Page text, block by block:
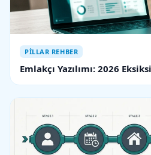
PILLAR REHBER
Emlakçı Yazılımı: 2026